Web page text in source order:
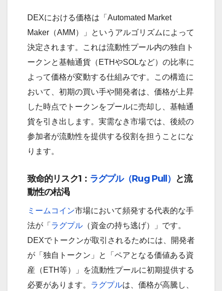
DEXにおける価格は「Automated Market
Maker（AMM）」というアルゴリズムによって
決定されます。これは流動性プール内の独自ト
ークンと基軸通貨（ETHやSOLなど）の比率に
よって価格が変動する仕組みです。この構造に
おいて、初期の買い手や開発者は、価格が上昇
した時点でトークンをプールに売却し、基軸通
貨を引き出します。実需なき市場では、後続の
参加者が流動性を提供する役割を担うことにな
ります。
致命的リスク1： ラグプル（Rug Pull） と流
動性の枯渇
ミームコイン市場において頻発する代表的な手
法が「 ラグプル （資金の持ち逃げ）」です。
DEXでトークンが取引されるためには、開発者
が「独自トークン」と「ペアとなる価値ある資
産（ETH等）」を流動性プールに初期提供する
必要があります。 ラグプルは、価格が高騰し、